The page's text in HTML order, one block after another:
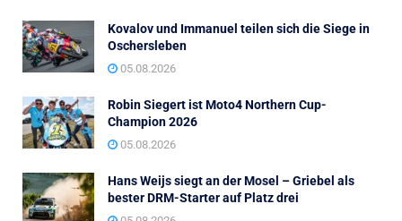
Kovalov und Immanuel teilen sich die Siege in
Oschersleben
05.08.2026
Robin Siegert ist Moto4 Northern Cup-
Champion 2026
05.08.2026
Hans Weijs siegt an der Mosel – Griebel als
bester DRM-Starter auf Platz drei